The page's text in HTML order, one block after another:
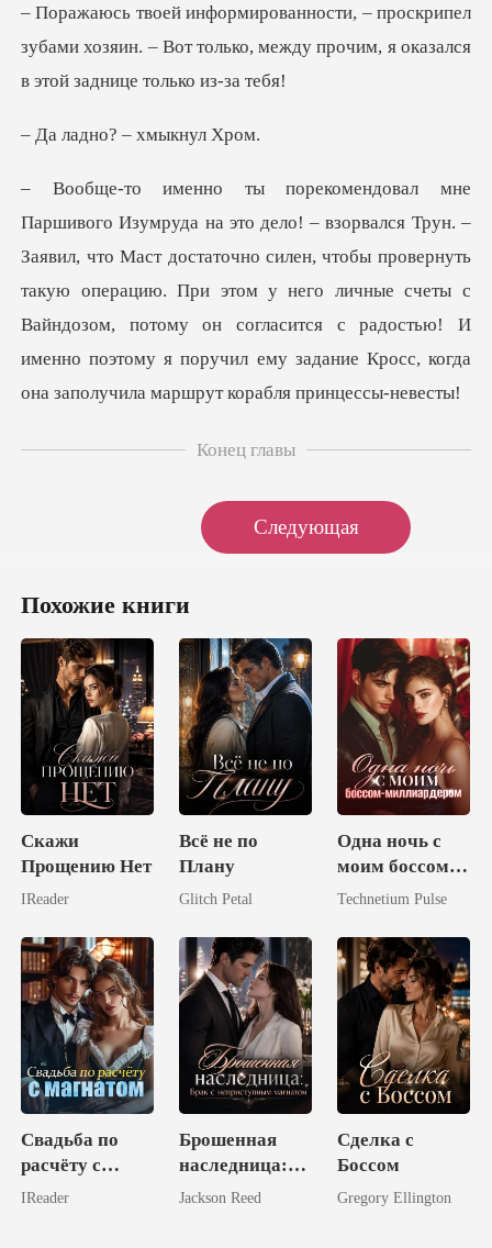
ипел
зубами хозяин. – Вот только, между прочи
о? – хмык
статочно силен, чтобы провернуть
такую операцию. При этом у него личные счеты с
Вайндозом, потому он согласится
Конец главы
Следующая
Похожие книги
Скажи
Прощению Нет
IReader
Всё не по
Плану
Glitch Petal
Одна ночь с
моим боссом-
миллиардером
Technetium Pulse
Свадьба по
расчёту с
магнатом
IReader
Брошенная
наследница:
Брак с
Jackson Reed
Сделка с
Боссом
Gregory Ellington